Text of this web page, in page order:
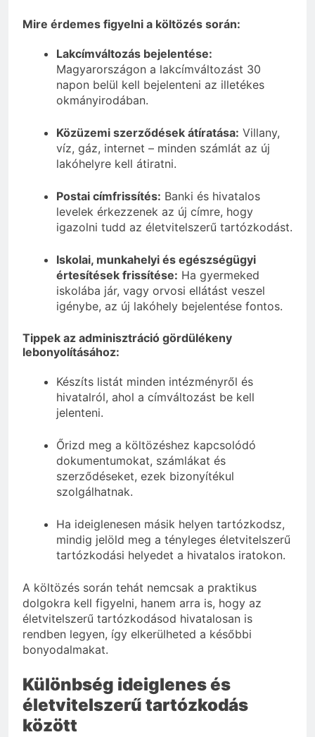
Mire érdemes figyelni a költözés során:
Lakcímváltozás bejelentése:
Magyarországon a lakcímváltozást 30
napon belül kell bejelenteni az illetékes
okmányirodában.
Közüzemi szerződések átíratása: Villany,
víz, gáz, internet – minden számlát az új
lakóhelyre kell átiratni.
Postai címfrissítés: Banki és hivatalos
levelek érkezzenek az új címre, hogy
igazolni tudd az életvitelszerű tartózkodást.
Iskolai, munkahelyi és egészségügyi
értesítések frissítése: Ha gyermeked
iskolába jár, vagy orvosi ellátást veszel
igénybe, az új lakóhely bejelentése fontos.
Tippek az adminisztráció gördülékeny
lebonyolításához:
Készíts listát minden intézményről és
hivatalról, ahol a címváltozást be kell
jelenteni.
Őrizd meg a költözéshez kapcsolódó
dokumentumokat, számlákat és
szerződéseket, ezek bizonyítékul
szolgálhatnak.
Ha ideiglenesen másik helyen tartózkodsz,
mindig jelöld meg a tényleges életvitelszerű
tartózkodási helyedet a hivatalos iratokon.
A költözés során tehát nemcsak a praktikus
dolgokra kell figyelni, hanem arra is, hogy az
életvitelszerű tartózkodásod hivatalosan is
rendben legyen, így elkerülheted a későbbi
bonyodalmakat.
Különbség ideiglenes és
életvitelszerű tartózkodás
között